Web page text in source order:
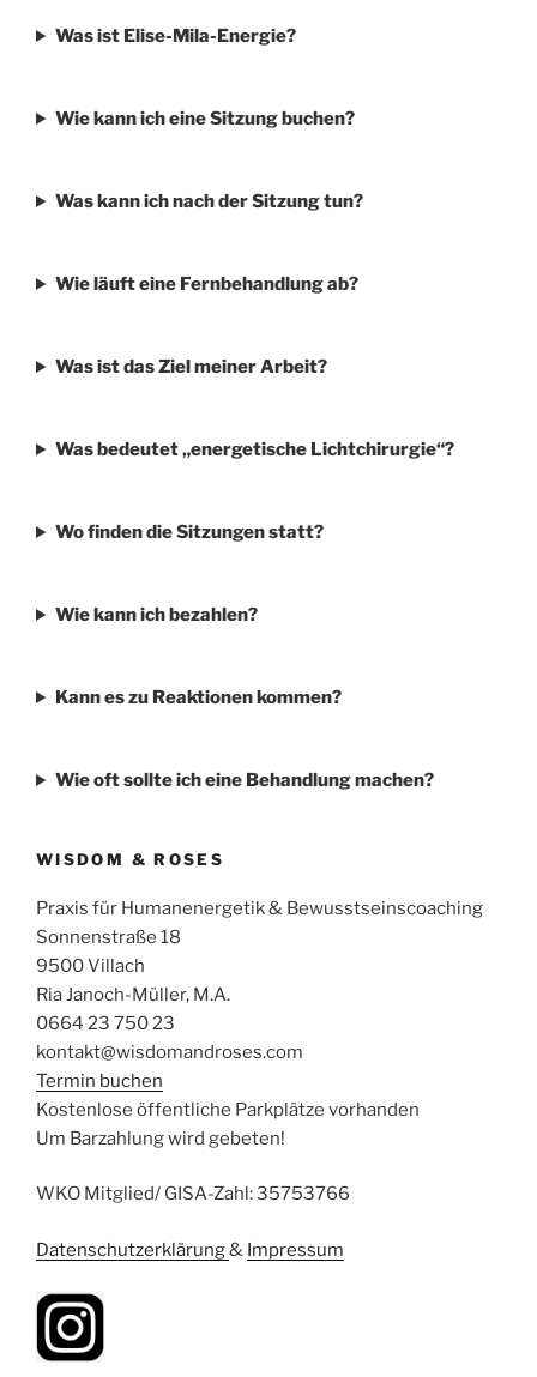
Was ist Elise-Mila-Energie?
Wie kann ich eine Sitzung buchen?
Was kann ich nach der Sitzung tun?
Wie läuft eine Fernbehandlung ab?
Was ist das Ziel meiner Arbeit?
Was bedeutet „energetische Lichtchirurgie“?
Wo finden die Sitzungen statt?
Wie kann ich bezahlen?
Kann es zu Reaktionen kommen?
Wie oft sollte ich eine Behandlung machen?
WISDOM & ROSES
Praxis für Humanenergetik & Bewusstseinscoaching
Sonnenstraße 18
9500 Villach
Ria Janoch-Müller, M.A.
0664 23 750 23
kontakt@wisdomandroses.com
Termin buchen
Kostenlose öffentliche Parkplätze vorhanden
Um Barzahlung wird gebeten!
WKO Mitglied/ GISA-Zahl: 35753766
Datenschutzerklärung& Impressum